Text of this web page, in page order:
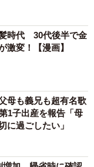
が今後関東で発
スクケアをしたか
及び「大雨時の
ハザードマップ
（40代 男性）
近くではなくて
被害が起こってい
分たちもしっかり
ないなと思った
時代 30代後半で金
変！【漫画】
母も義兄も超有名歌
1子出産を報告「母
過ごしたい」